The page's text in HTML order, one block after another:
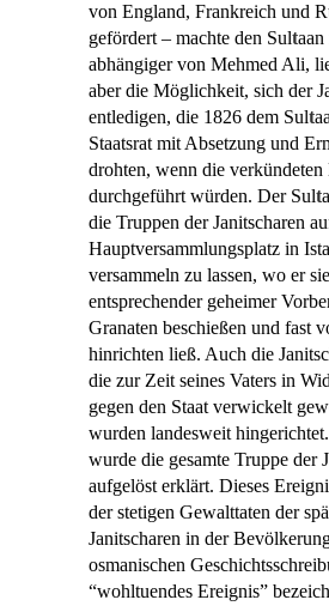
von England, Frankreich und
gefördert – machte den Sultaan
abhängiger von Mehmed Ali,
aber die Möglichkeit, sich der
entledigen, die 1826 dem Sult
Staatsrat mit Absetzung und
drohten, wenn die
durchgeführt würden. Der Sult
die Truppen der Janitscharen
Hauptversammlungsplatz in
versammeln zu lassen, wo er
entsprechender geheimer
Granaten beschießen und fast
hinrichten ließ. Auch die
die zur Zeit seines Vaters in
gegen den Staat verwickelt
wurden landesweit
wurde die gesamte Truppe der
aufgelöst erklärt. Dieses
der stetigen Gewalttaten der
Janitscharen in der
osmanischen
“wohltuendes Ereignis”